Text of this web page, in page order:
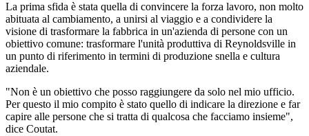
La prima sfida è stata quella di convincere la forza lavoro, non molto
abituata al cambiamento, a unirsi al viaggio e a condividere la
visione di trasformare la fabbrica in un'azienda di persone con un
obiettivo comune: trasformare l'unità produttiva di Reynoldsville in
un punto di riferimento in termini di produzione snella e cultura
aziendale.
"Non è un obiettivo che posso raggiungere da solo nel mio ufficio.
Per questo il mio compito è stato quello di indicare la direzione e far
capire alle persone che si tratta di qualcosa che facciamo insieme",
dice Coutat.